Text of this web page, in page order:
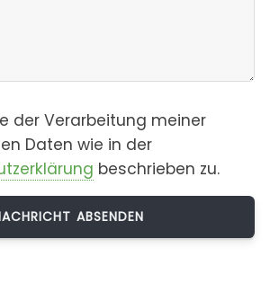
der Verarbeitung meiner
Daten wie in der
beschrieben zu.